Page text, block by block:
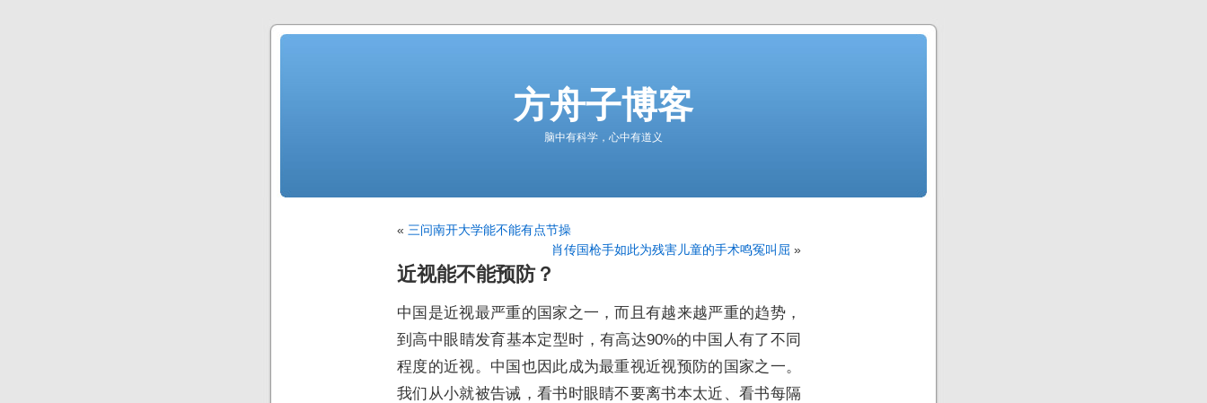
方舟子博客
脑中有科学，心中有道义
« 三问南开大学能不能有点节操
肖传国枪手如此为残害儿童的手术鸣冤叫屈 »
近视能不能预防？
中国是近视最严重的国家之一，而且有越来越严重的趋势，
到高中眼睛发育基本定型时，有高达90%的中国人有了不同
程度的近视。中国也因此成为最重视近视预防的国家之一。
我们从小就被告诫，看书时眼睛不要离书本太近、看书每隔